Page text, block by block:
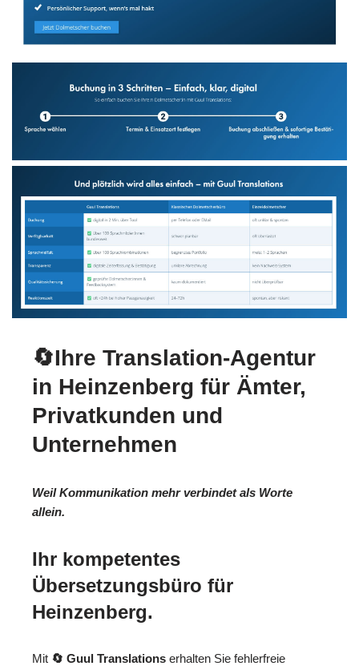
🔄Ihre Translation-Agentur
in Heinzenberg für Ämter,
Privatkunden und
Unternehmen
Weil Kommunikation mehr verbindet als Worte
allein.
Ihr kompetentes
Übersetzungsbüro für
Heinzenberg.
Mit 🔄 Guul Translations erhalten Sie fehlerfreie